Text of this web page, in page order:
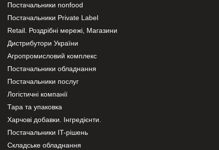
Постачальники nonfood
Постачальники Private Label
Retail. Роздрібні мережі, Магазини
Дистрибутори України
Агропромисловий комплекс
Постачальники обладнання
Постачальники послуг
Логістичні компанії
Тара та упаковка
Харчові добавки. Інгредієнти.
Постачальники IT-рішень
Складське обладнання